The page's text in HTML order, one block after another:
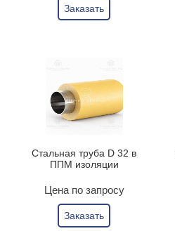
Заказать
Стальная труба D 32 в
ППМ изоляции
Цена по запросу
Заказать